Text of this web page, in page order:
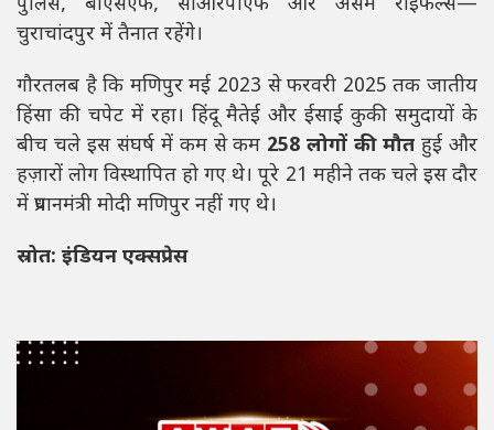
पुलिस, बीएसएफ, सीआरपीएफ और असम राइफल्स—
चुराचांदपुर में तैनात रहेंगे।
गौरतलब है कि मणिपुर मई 2023 से फरवरी 2025 तक जातीय
हिंसा की चपेट में रहा। हिंदू मैतेई और ईसाई कुकी समुदायों के
बीच चले इस संघर्ष में कम से कम 258 लोगों की मौत हुई और
हज़ारों लोग विस्थापित हो गए थे। पूरे 21 महीने तक चले इस दौर
में प्रधानमंत्री मोदी मणिपुर नहीं गए थे।
स्रोत: इंडियन एक्सप्रेस